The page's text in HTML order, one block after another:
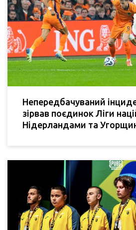
Непередбачуваний
зірвав поєдинок Ліги
Нідерландами та